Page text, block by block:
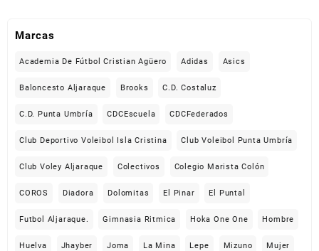
Marcas
Academia De Fútbol Cristian Agüero Adidas Asics
Baloncesto Aljaraque Brooks C.D. Costaluz
C.D. Punta Umbría CDCEscuela CDCFederados
Club Deportivo Voleibol Isla Cristina Club Voleibol Punta Umbría
Club Voley Aljaraque Colectivos Colegio Marista Colón
COROS Diadora Dolomitas El Pinar El Puntal
Futbol Aljaraque. Gimnasia Ritmica Hoka One One Hombre
Huelva Jhayber Joma La Mina Lepe Mizuno Mujer